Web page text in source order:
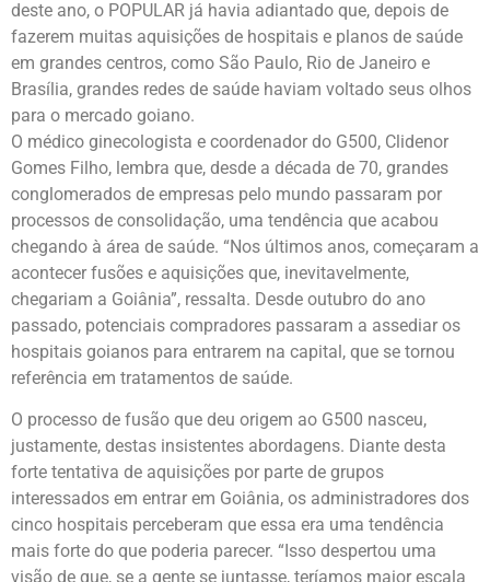
deste ano, o POPULAR já havia adiantado que, depois de
fazerem muitas aquisições de hospitais e planos de saúde
em grandes centros, como São Paulo, Rio de Janeiro e
Brasília, grandes redes de saúde haviam voltado seus olhos
para o mercado goiano.
O médico ginecologista e coordenador do G500, Clidenor
Gomes Filho, lembra que, desde a década de 70, grandes
conglomerados de empresas pelo mundo passaram por
processos de consolidação, uma tendência que acabou
chegando à área de saúde. “Nos últimos anos, começaram a
acontecer fusões e aquisições que, inevitavelmente,
chegariam a Goiânia”, ressalta. Desde outubro do ano
passado, potenciais compradores passaram a assediar os
hospitais goianos para entrarem na capital, que se tornou
referência em tratamentos de saúde.
O processo de fusão que deu origem ao G500 nasceu,
justamente, destas insistentes abordagens. Diante desta
forte tentativa de aquisições por parte de grupos
interessados em entrar em Goiânia, os administradores dos
cinco hospitais perceberam que essa era uma tendência
mais forte do que poderia parecer. “Isso despertou uma
visão de que, se a gente se juntasse, teríamos maior escala